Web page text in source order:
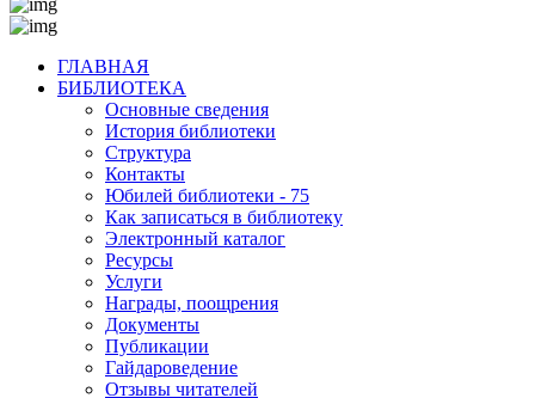
ГЛАВНАЯ
БИБЛИОТЕКА
Основные сведения
История библиотеки
Структура
Контакты
Юбилей библиотеки - 75
Как записаться в библиотеку
Электронный каталог
Ресурсы
Услуги
Награды, поощрения
Документы
Публикации
Гайдароведение
Отзывы читателей